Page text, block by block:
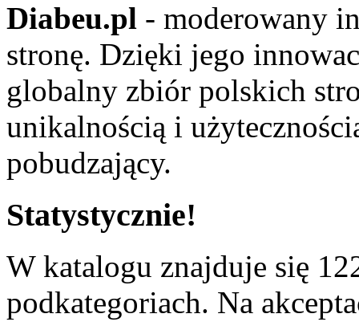
Diabeu.pl - moderowany
stronę. Dzięki jego
globalny zbiór polskich
unikalnością i
pobudzający.
Statystycznie!
W katalogu znajduje się
podkategoriach. Na